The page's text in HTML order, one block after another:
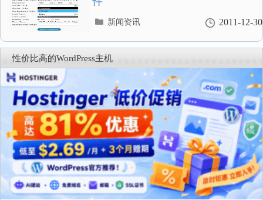
2011-12-30
分
录
新闻资讯
性价比高的WordPress主机